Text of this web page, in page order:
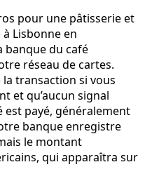
pour une pâtisserie et
Lisbonne en
banque du café
réseau de cartes.
transaction si vous
et qu’aucun signal
est payé, généralement
banque enregistre
le montant
qui apparaîtra sur